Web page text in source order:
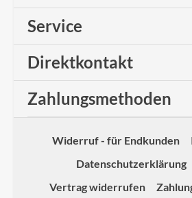
Service
Direktkontakt
Zahlungsmethoden
Widerruf - für Endkunden
Datenschutzerklärung
Vertrag widerrufen